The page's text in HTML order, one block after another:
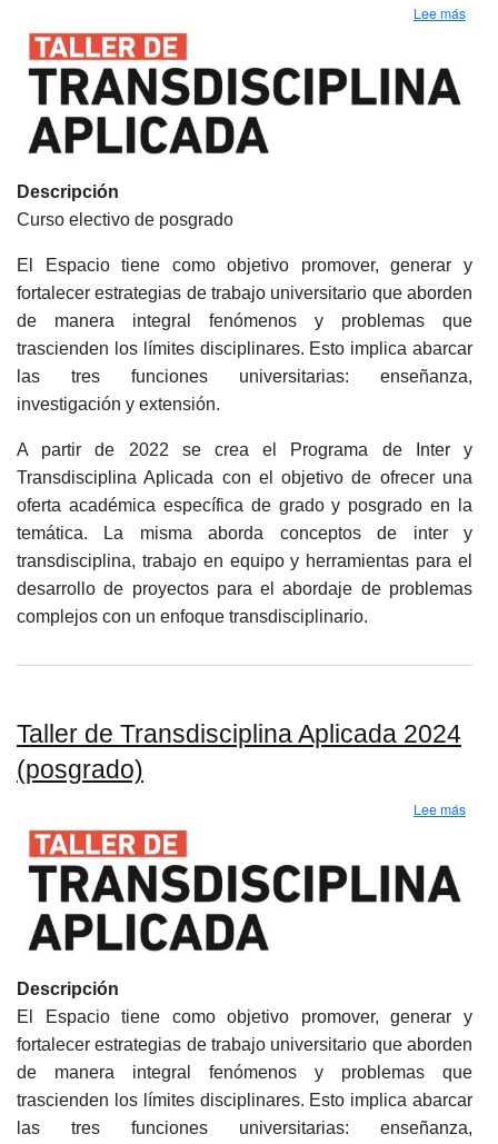
Lee más
Descripción
Curso electivo de posgrado
El Espacio tiene como objetivo promover, generar y
fortalecer estrategias de trabajo universitario que aborden
de manera integral fenómenos y problemas que
trascienden los límites disciplinares. Esto implica abarcar
las tres funciones universitarias: enseñanza,
investigación y extensión.
A partir de 2022 se crea el Programa de Inter y
Transdisciplina Aplicada con el objetivo de ofrecer una
oferta académica específica de grado y posgrado en la
temática. La misma aborda conceptos de inter y
transdisciplina, trabajo en equipo y herramientas para el
desarrollo de proyectos para el abordaje de problemas
complejos con un enfoque transdisciplinario.
Taller de Transdisciplina Aplicada 2024
(posgrado)
Lee más
Descripción
El Espacio tiene como objetivo promover, generar y
fortalecer estrategias de trabajo universitario que aborden
de manera integral fenómenos y problemas que
trascienden los límites disciplinares. Esto implica abarcar
las tres funciones universitarias: enseñanza,